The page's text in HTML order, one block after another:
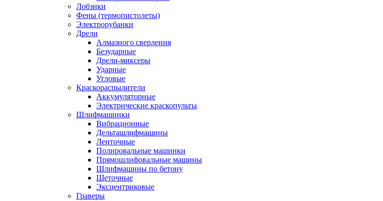
Лобзики
Фены (термопистолеты)
Электрорубанки
Дрели
Алмазного сверления
Безударные
Дрели-миксеры
Ударные
Угловые
Краскораспылители
Аккумуляторные
Электрические краскопульты
Шлифмашинки
Вибрационные
Дельташлифмашины
Ленточные
Полировальные машинки
Прямошлифовальные машины
Шлифмашины по бетону
Щеточные
Эксцентриковые
Граверы